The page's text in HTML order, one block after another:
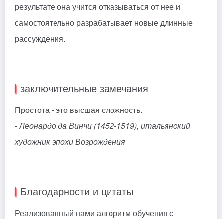
результате она учится отказываться от нее и
самостоятельно разрабатывает новые длинные
рассуждения.
заключительные замечания
Простота - это высшая сложность.
- Леонардо да Винчи (1452-1519), итальянский
художник эпохи Возрождения
Благодарности и цитаты
Реализованный нами алгоритм обучения с